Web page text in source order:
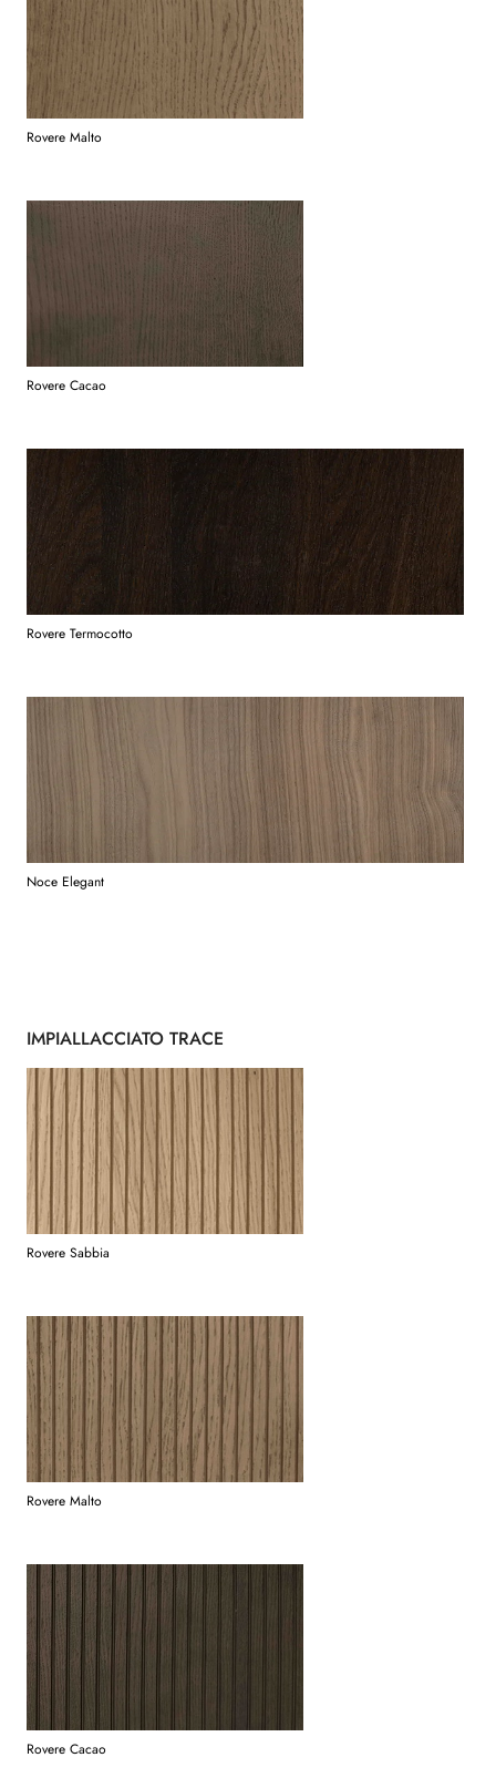
Rovere Malto
Rovere Cacao
Rovere Termocotto
Noce Elegant
IMPIALLACCIATO TRACE
Rovere Sabbia
Rovere Malto
Rovere Cacao